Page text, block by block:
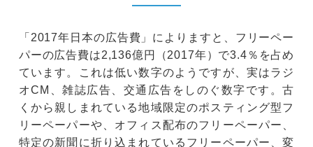
「2017年日本の広告費」によりますと、フリーペー
パーの広告費は2,136億円（2017年）で3.4％を占め
ています。これは低い数字のようですが、実はラジ
オCM、雑誌広告、交通広告をしのぐ数字です。古
くから親しまれている地域限定のポスティング型フ
リーペーパーや、オフィス配布のフリーペーパー、
特定の新聞に折り込まれているフリーペーパー、変